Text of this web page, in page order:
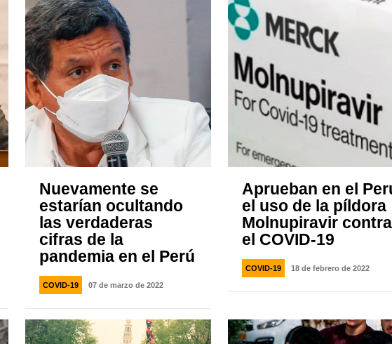
Nuevamente se
estarían ocultando
las verdaderas
cifras de la
pandemia en el Perú
COVID-19 07 de marzo de 2022
Aprueban en el
el uso de la píldora
Molnupiravir contra
el COVID-19
COVID-19 18 de febrero de 2022